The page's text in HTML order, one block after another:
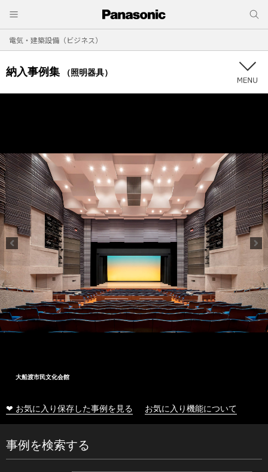
電気・建築設備（ビジネス）
納入事例集 （照明器具）
大船渡市民文化会館
❤ お気に入り保存した事例を見る お気に入り機能について
事例を検索する